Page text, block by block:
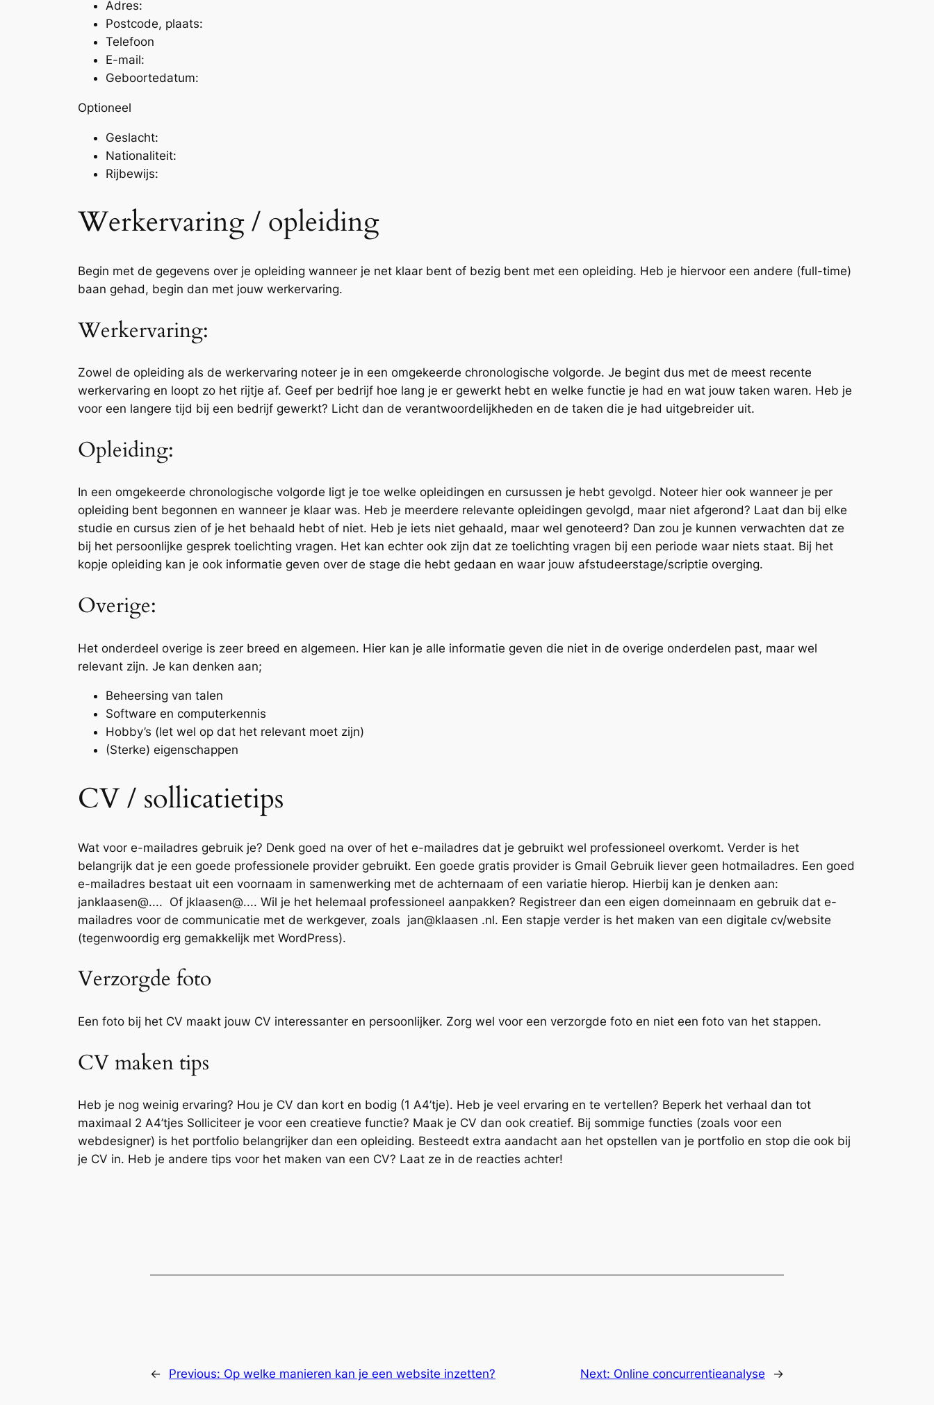
Adres:
Postcode, plaats:
Telefoon
E-mail:
Geboortedatum:
Optioneel
Geslacht:
Nationaliteit:
Rijbewijs:
Werkervaring / opleiding
Begin met de gegevens over je opleiding wanneer je net klaar bent of bezig bent met een opleiding. Heb je hiervoor een andere (full-time)
baan gehad, begin dan met jouw werkervaring.
Werkervaring:
Zowel de opleiding als de werkervaring noteer je in een omgekeerde chronologische volgorde. Je begint dus met de meest recente
werkervaring en loopt zo het rijtje af. Geef per bedrijf hoe lang je er gewerkt hebt en welke functie je had en wat jouw taken waren. Heb je
voor een langere tijd bij een bedrijf gewerkt? Licht dan de verantwoordelijkheden en de taken die je had uitgebreider uit.
Opleiding:
In een omgekeerde chronologische volgorde ligt je toe welke opleidingen en cursussen je hebt gevolgd. Noteer hier ook wanneer je per
opleiding bent begonnen en wanneer je klaar was. Heb je meerdere relevante opleidingen gevolgd, maar niet afgerond? Laat dan bij elke
studie en cursus zien of je het behaald hebt of niet. Heb je iets niet gehaald, maar wel genoteerd? Dan zou je kunnen verwachten dat ze
bij het persoonlijke gesprek toelichting vragen. Het kan echter ook zijn dat ze toelichting vragen bij een periode waar niets staat. Bij het
kopje opleiding kan je ook informatie geven over de stage die hebt gedaan en waar jouw afstudeerstage/scriptie overging.
Overige:
Het onderdeel overige is zeer breed en algemeen. Hier kan je alle informatie geven die niet in de overige onderdelen past, maar wel
relevant zijn. Je kan denken aan;
Beheersing van talen
Software en computerkennis
Hobby’s (let wel op dat het relevant moet zijn)
(Sterke) eigenschappen
CV / sollicatietips
Wat voor e-mailadres gebruik je? Denk goed na over of het e-mailadres dat je gebruikt wel professioneel overkomt. Verder is het
belangrijk dat je een goede professionele provider gebruikt. Een goede gratis provider is Gmail Gebruik liever geen hotmailadres. Een goed
e-mailadres bestaat uit een voornaam in samenwerking met de achternaam of een variatie hierop. Hierbij kan je denken aan:
janklaasen@.... Of jklaasen@.... Wil je het helemaal professioneel aanpakken? Registreer dan een eigen domeinnaam en gebruik dat e-
mailadres voor de communicatie met de werkgever, zoals jan@klaasen .nl. Een stapje verder is het maken van een digitale cv/website
(tegenwoordig erg gemakkelijk met WordPress).
Verzorgde foto
Een foto bij het CV maakt jouw CV interessanter en persoonlijker. Zorg wel voor een verzorgde foto en niet een foto van het stappen.
CV maken tips
Heb je nog weinig ervaring? Hou je CV dan kort en bodig (1 A4’tje). Heb je veel ervaring en te vertellen? Beperk het verhaal dan tot
maximaal 2 A4’tjes Solliciteer je voor een creatieve functie? Maak je CV dan ook creatief. Bij sommige functies (zoals voor een
webdesigner) is het portfolio belangrijker dan een opleiding. Besteedt extra aandacht aan het opstellen van je portfolio en stop die ook bij
je CV in. Heb je andere tips voor het maken van een CV? Laat ze in de reacties achter!
← Previous: Op welke manieren kan je een website inzetten? Next: Online concurrentieanalyse →